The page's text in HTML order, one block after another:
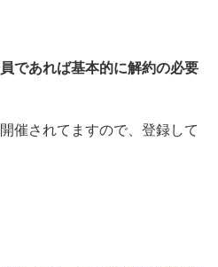
であれば基本的に解約の必要
催されてますので、登録して